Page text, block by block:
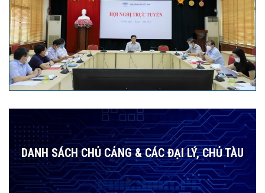
DANH SÁCH CHỦ CẢNG & CÁC ĐẠI LÝ, CHỦ TÀU